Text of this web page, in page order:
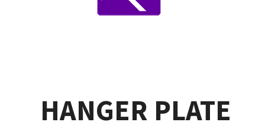
HANGER PLATE